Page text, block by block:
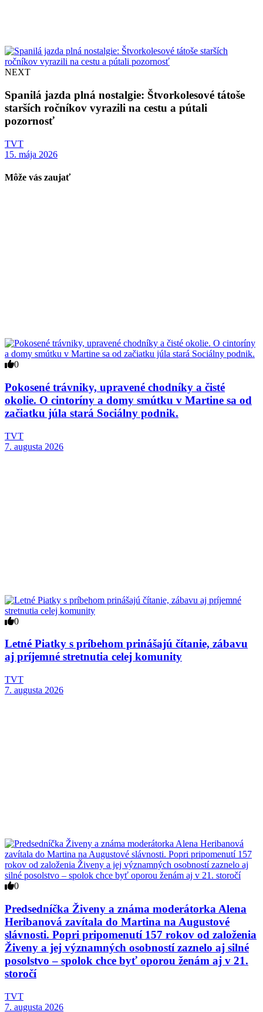
NEXT
Spanilá jazda plná nostalgie: Štvorkolesové tátoše
starších ročníkov vyrazili na cestu a pútali
pozornosť
TVT
15. mája 2026
Môže vás zaujať
0
Pokosené trávniky, upravené chodníky a čisté
okolie. O cintoríny a domy smútku v Martine sa od
začiatku júla stará Sociálny podnik.
TVT
7. augusta 2026
0
Letné Piatky s príbehom prinášajú čítanie, zábavu
aj príjemné stretnutia celej komunity
TVT
7. augusta 2026
0
Predsedníčka Živeny a známa moderátorka Alena
Heribanová zavítala do Martina na Augustové
slávnosti. Popri pripomenutí 157 rokov od založenia
Živeny a jej významných osobností zaznelo aj silné
posolstvo – spolok chce byť oporou ženám aj v 21.
storočí
TVT
7. augusta 2026